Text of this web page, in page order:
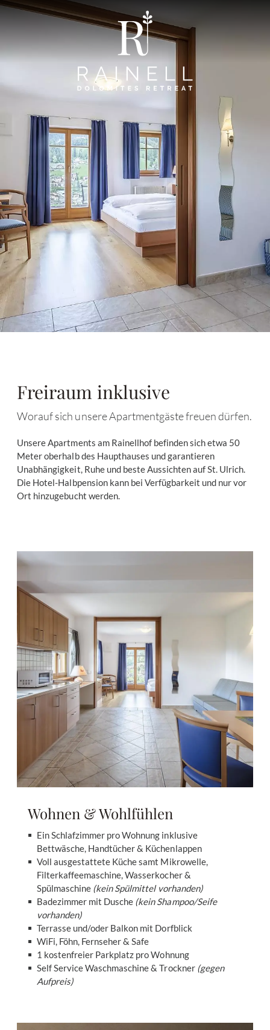
Freiraum inklusive
Worauf sich unsere Apartmentgäste freuen dürfen.
Unsere Apartments am Rainellhof befinden sich etwa 50
Meter oberhalb des Haupthauses und garantieren
Unabhängigkeit, Ruhe und beste Aussichten auf St. Ulrich.
Die Hotel-Halbpension kann bei Verfügbarkeit und nur vor
Ort hinzugebucht werden.
Wohnen & Wohlfühlen
Ein Schlafzimmer pro Wohnung inklusive
Bettwäsche, Handtücher & Küchenlappen
Voll ausgestattete Küche samt Mikrowelle,
Filterkaffeemaschine, Wasserkocher &
Spülmaschine (kein Spülmittel vorhanden)
Badezimmer mit Dusche (kein Shampoo/Seife
vorhanden)
Terrasse und/oder Balkon mit Dorfblick
WiFi, Föhn, Fernseher & Safe
1 kostenfreier Parkplatz pro Wohnung
Self Service Waschmaschine & Trockner(gegen
Aufpreis)